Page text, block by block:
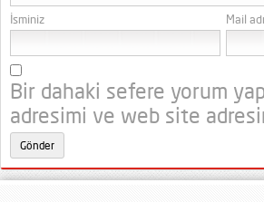
İsminiz Mail
Bir dahaki sefere yorum
adresimi ve web site